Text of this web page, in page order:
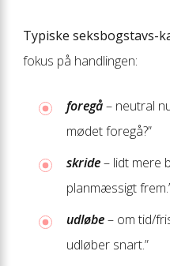
Typiske seksbogstavs-
fokus på handlingen:
foregå– neutral
mødet foregå?”
skride– lidt mere
planmæssigt
udløbe– om tid/
udløber snart.”